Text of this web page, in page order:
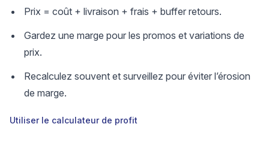
Prix = coût + livraison + frais + buffer retours.
Gardez une marge pour les promos et variations de
prix.
Recalculez souvent et surveillez pour éviter l’érosion
de marge.
Utiliser le calculateur de profit